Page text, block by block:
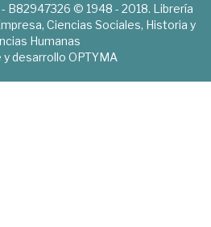
B82947326 © 1948 - 2018. Librería
Ciencias Sociales, Historia y
Humanas
y desarrollo OPTYMA